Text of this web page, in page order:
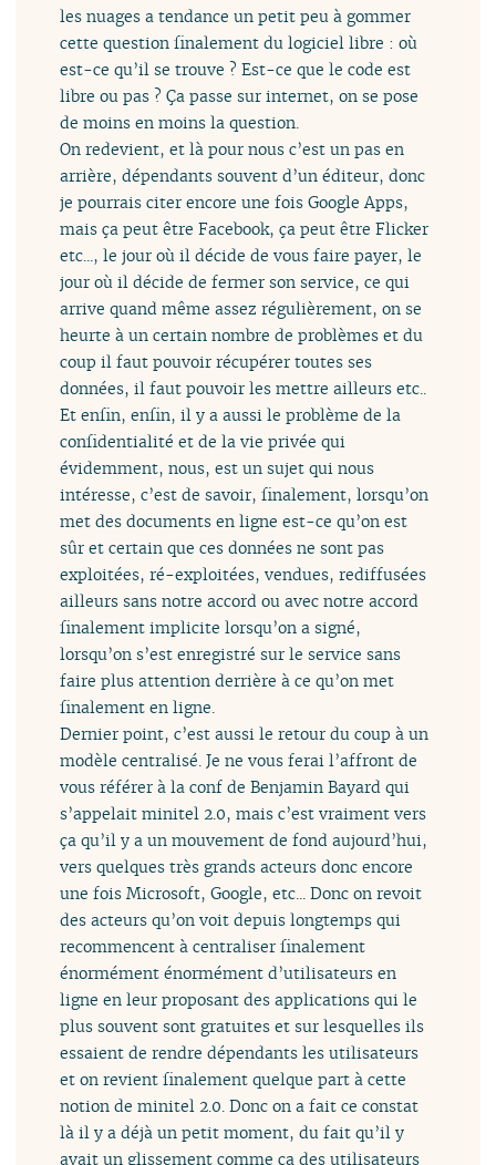
les nuages a tendance un petit peu à gommer
cette question finalement du logiciel libre : où
est-ce qu’il se trouve ? Est-ce que le code est
libre ou pas ? Ça passe sur internet, on se pose
de moins en moins la question.
On redevient, et là pour nous c’est un pas en
arrière, dépendants souvent d’un éditeur, donc
je pourrais citer encore une fois Google Apps,
mais ça peut être Facebook, ça peut être Flicker
etc..., le jour où il décide de vous faire payer, le
jour où il décide de fermer son service, ce qui
arrive quand même assez régulièrement, on se
heurte à un certain nombre de problèmes et du
coup il faut pouvoir récupérer toutes ses
données, il faut pouvoir les mettre ailleurs etc..
Et enfin, enfin, il y a aussi le problème de la
confidentialité et de la vie privée qui
évidemment, nous, est un sujet qui nous
intéresse, c’est de savoir, finalement, lorsqu’on
met des documents en ligne est-ce qu’on est
sûr et certain que ces données ne sont pas
exploitées, ré-exploitées, vendues, rediffusées
ailleurs sans notre accord ou avec notre accord
finalement implicite lorsqu’on a signé,
lorsqu’on s’est enregistré sur le service sans
faire plus attention derrière à ce qu’on met
finalement en ligne.
Dernier point, c’est aussi le retour du coup à un
modèle centralisé. Je ne vous ferai l’affront de
vous référer à la conf de Benjamin Bayard qui
s’appelait minitel 2.0, mais c’est vraiment vers
ça qu’il y a un mouvement de fond aujourd’hui,
vers quelques très grands acteurs donc encore
une fois Microsoft, Google, etc... Donc on revoit
des acteurs qu’on voit depuis longtemps qui
recommencent à centraliser finalement
énormément énormément d’utilisateurs en
ligne en leur proposant des applications qui le
plus souvent sont gratuites et sur lesquelles ils
essaient de rendre dépendants les utilisateurs
et on revient finalement quelque part à cette
notion de minitel 2.0. Donc on a fait ce constat
là il y a déjà un petit moment, du fait qu’il y
avait un glissement comme ça des utilisateurs